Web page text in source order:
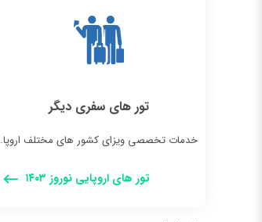
تور های سفری دیگر
خدمات تخصصی ویزای کشور های مختلف اروپا.
تور های اروپایی نوروز ۱۴۰۳